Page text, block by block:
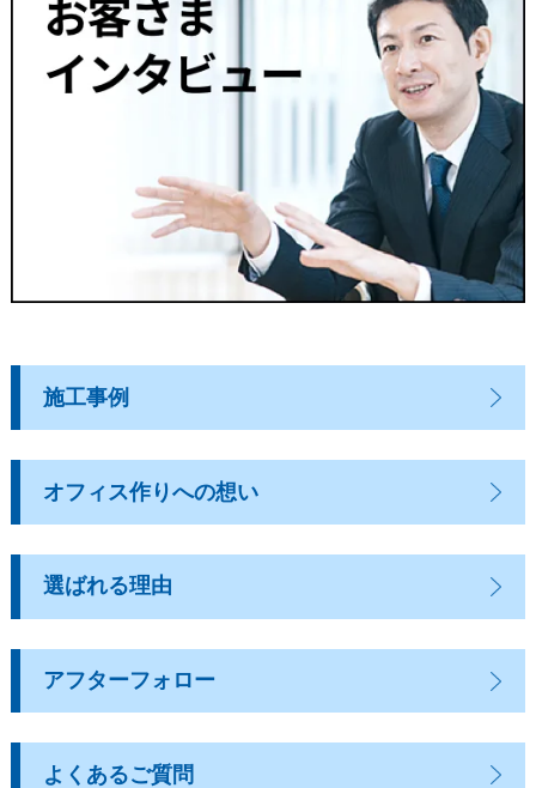
施工事例
オフィス作りへの想い
選ばれる理由
アフターフォロー
よくあるご質問